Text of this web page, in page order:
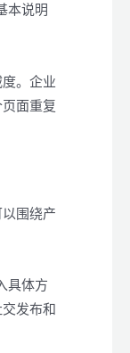
本说明
。企业
面重复
围绕产
具体方
发布和